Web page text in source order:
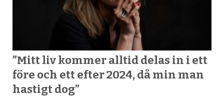
”Mitt liv kommer alltid delas in i ett
före och ett efter 2024, då min man
hastigt dog”